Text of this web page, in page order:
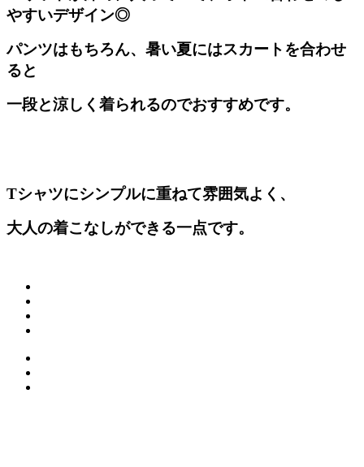
やすいデザイン◎
パンツはもちろん、暑い夏にはスカートを合わせ
ると
一段と涼しく着られるのでおすすめです。
Tシャツにシンプルに重ねて雰囲気よく、
大人の着こなしができる一点です。